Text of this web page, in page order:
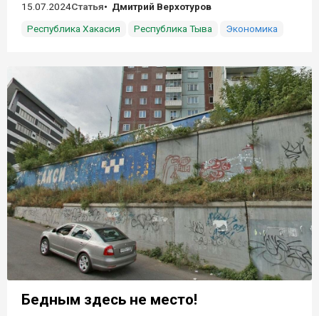
15.07.2024Статья
Дмитрий Верхотуров
Республика Хакасия
Республика Тыва Экономика
Бедным здесь не место!